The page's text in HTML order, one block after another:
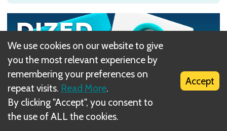
We use cookies on our website to give
you the most relevant experience by
remembering your preferences on
repeat visits. Read More.
By clicking "Accept", you consent to
the use of ALL the cookies.
Accept